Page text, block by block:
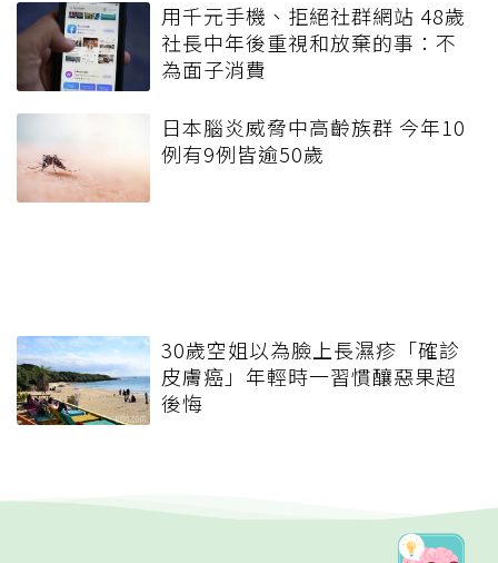
用千元手機、拒絕社群網站 48歲
社長中年後重視和放棄的事：不
為面子消費
日本腦炎威脅中高齡族群 今年10
例有9例皆逾50歲
30歲空姐以為臉上長濕疹「確診
皮膚癌」年輕時一習慣釀惡果超
後悔